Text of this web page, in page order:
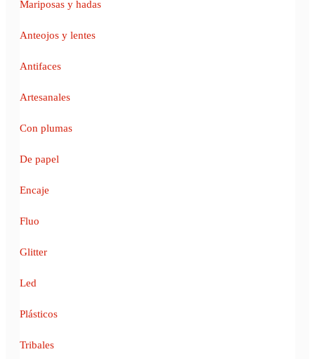
Mariposas y hadas
Anteojos y lentes
Antifaces
Artesanales
Con plumas
De papel
Encaje
Fluo
Glitter
Led
Plásticos
Tribales